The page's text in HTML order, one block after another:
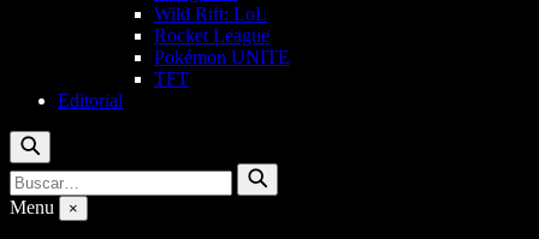
Wild Rift: LoL
Rocket League
Pokémon UNITE
TFT
Editorial
Buscar
Buscar
por:
Buscar
Menu ×